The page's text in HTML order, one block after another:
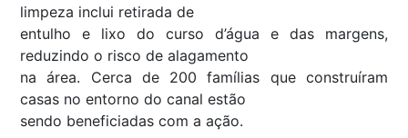
limpeza inclui retirada de
entulho e lixo do curso d’água e das margens,
reduzindo o risco de alagamento
na área. Cerca de 200 famílias que construíram
casas no entorno do canal estão
sendo beneficiadas com a ação.